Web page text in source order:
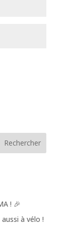
! 🎉
à vélo !